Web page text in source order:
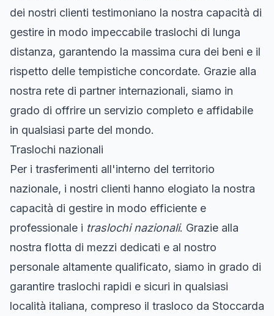
dei nostri clienti testimoniano la nostra capacità di
gestire in modo impeccabile traslochi di lunga
distanza, garantendo la massima cura dei beni e il
rispetto delle tempistiche concordate. Grazie alla
nostra rete di partner internazionali, siamo in
grado di offrire un servizio completo e affidabile
in qualsiasi parte del mondo.
Traslochi nazionali
Per i trasferimenti all'interno del territorio
nazionale, i nostri clienti hanno elogiato la nostra
capacità di gestire in modo efficiente e
professionale i traslochi nazionali. Grazie alla
nostra flotta di mezzi dedicati e al nostro
personale altamente qualificato, siamo in grado di
garantire traslochi rapidi e sicuri in qualsiasi
località italiana, compreso il trasloco da Stoccarda